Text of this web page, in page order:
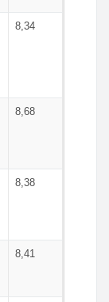
8,34
8,68
8,38
8,41